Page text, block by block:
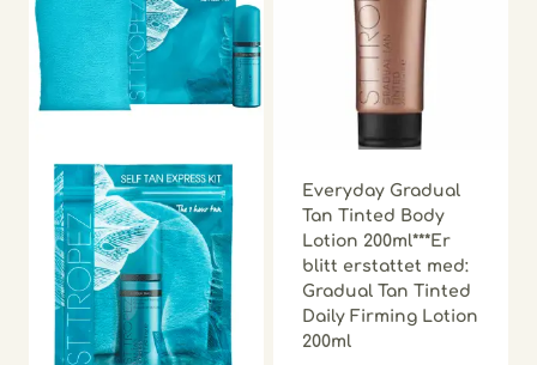
Everyday Gradual
Tan Tinted Body
Lotion 200ml***Er
blitt erstattet med:
Gradual Tan Tinted
Daily Firming Lotion
200ml